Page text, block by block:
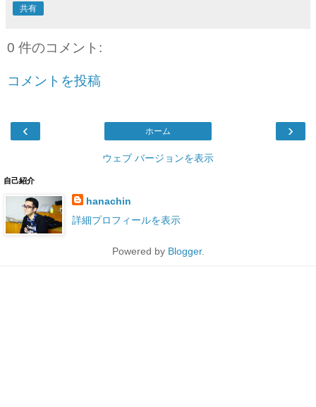
共有
0 件のコメント:
コメントを投稿
‹ ›
ホーム
ウェブ バージョンを表示
自己紹介
hanachin
詳細プロフィールを表示
Powered by Blogger.